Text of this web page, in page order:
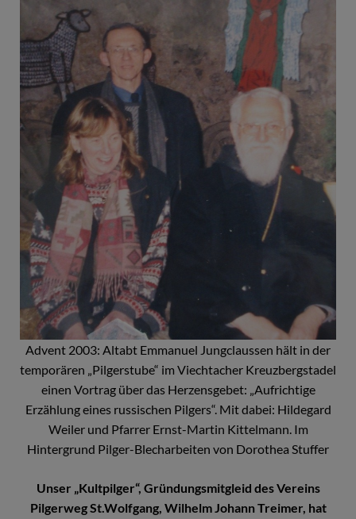
Advent 2003: Altabt Emmanuel Jungclaussen hält in der
temporären „Pilgerstube“ im Viechtacher Kreuzbergstadel
einen Vortrag über das Herzensgebet: „Aufrichtige
Erzählung eines russischen Pilgers“. Mit dabei: Hildegard
Weiler und Pfarrer Ernst-Martin Kittelmann. Im
Hintergrund Pilger-Blecharbeiten von Dorothea Stuffer
Unser „Kultpilger“, Gründungsmitgleid des Vereins
Pilgerweg St.Wolfgang, Wilhelm Johann Treimer, hat